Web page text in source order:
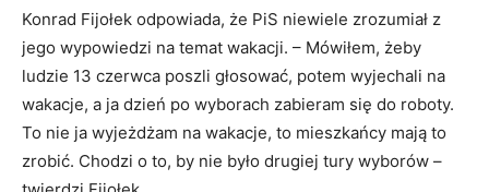
Konrad Fijołek odpowiada, że PiS niewiele zrozumiał z
jego wypowiedzi na temat wakacji. – Mówiłem, żeby
ludzie 13 czerwca poszli głosować, potem wyjechali na
wakacje, a ja dzień po wyborach zabieram się do roboty.
To nie ja wyjeżdżam na wakacje, to mieszkańcy mają to
zrobić. Chodzi o to, by nie było drugiej tury wyborów –